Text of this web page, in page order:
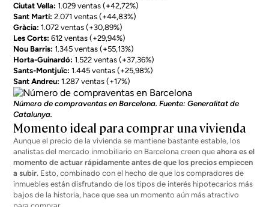
Ciutat Vella: 1.029 ventas (+42,72%)
Sant Martí: 2.071 ventas (+44,83%)
Gràcia: 1.072 ventas (+30,89%)
Les Corts: 612 ventas (+29,94%)
Nou Barris: 1.345 ventas (+55,13%)
Horta-Guinardó: 1.522 ventas (+37,36%)
Sants-Montjuïc: 1.445 ventas (+25,98%)
Sant Andreu: 1.287 ventas (+17%)
Número de compraventas en Barcelona. Fuente: Generalitat de
Catalunya.
Momento ideal para comprar una vivienda
Aunque el precio de la vivienda se mantiene bastante estable, los
analistas del mercado inmobiliario en Barcelona creen queahora es el
momento de actuar rápidamente antes de que los precios empiecen
a subir. Esto, combinado con el hecho de que los compradores de
inmuebles están disfrutando de los tipos de interés hipotecarios más
bajos de la historia, hace que sea un momento aún más atractivo